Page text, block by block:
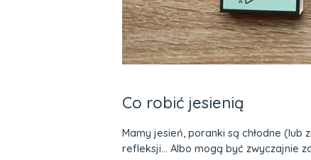
Co robić jesienią
Mamy jesień, poranki są chłodne (lub
refleksji... Albo mogą być zwyczajnie